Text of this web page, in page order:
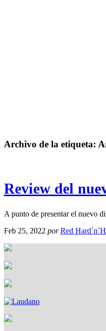
Archivo de la etiqueta:
Review del
A punto de presentar el nuevo
Feb 25, 2022 por Red